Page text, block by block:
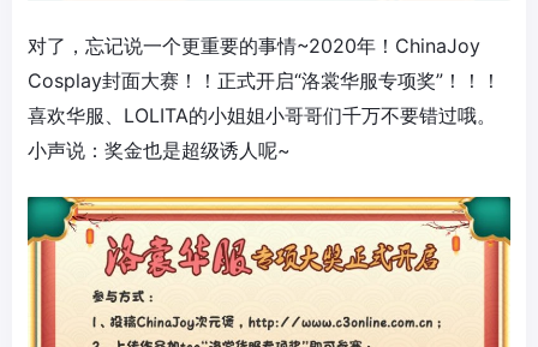
对了，忘记说一个更重要的事情~2020年！ChinaJoy
Cosplay封面大赛！！正式开启“洛裳华服专项奖”！！！
喜欢华服、LOLITA的小姐姐小哥哥们千万不要错过哦。
小声说：奖金也是超级诱人呢~